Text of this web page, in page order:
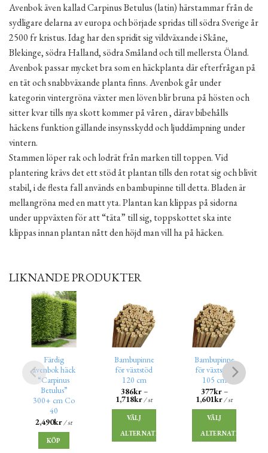
Avenbok även kallad Carpinus Betulus (latin) härstammar från de
sydligare delarna av europa och började spridas till södra Sverige år
2500 fr kristus. Idag har den spridit sig vildväxande i Skåne,
Blekinge, södra Halland, södra Småland och till mellersta Öland.
Avenbok passar mycket bra som en häckplanta där efterfrågan på
en tät och snabbväxande planta finns. Avenbok går under
kategorin vintergröna växter men löven blir bruna på hösten och
sitter kvar tills nya skott kommer på våren , därav bibehålls
häckens funktion gällande insynsskydd och ljuddämpning under
vintern.
Stammen löper rak och lodrät från marken till toppen. Vid
plantering krävs det ett stöd åt plantan tills den rotat sig och blivit
stabil, i de flesta fall används en bambupinne till detta. Bladen är
mellangröna med en matt yta. Plantan kan klippas på sidorna
under uppväxten för att “täta” till sig, toppskottet ska inte
klippas innan plantan nått den höjd man vill ha på häcken.
LIKNANDE PRODUKTER
Färdig
avenbok häck
“Carpinus
Betulus”
300+ cm Co
40
2,490kr/ st
KÖP
Bambupinne
för växtstöd
120 cm
386kr–
1,718kr / st
VÄLJ
ALTERNATIV
Bambupinne
för växtstöd
105 cm
377kr–
1,601kr / st
VÄLJ
ALTERNATIV